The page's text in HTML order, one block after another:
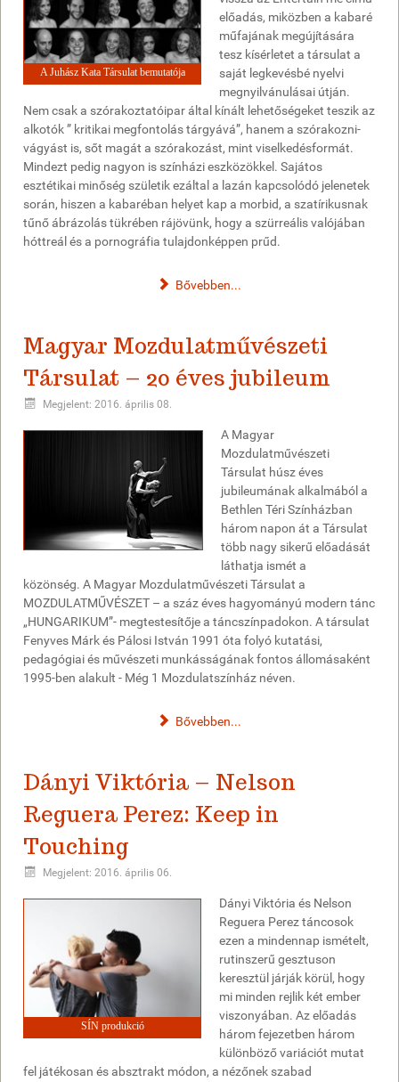
A Juhász Kata Társulat bemutatója
előadás, miközben a kabaré
műfajának megújítására
tesz kísérletet a társulat a
saját legkevésbé nyelvi
megnyilvánulásai útján.
Nem csak a szórakoztatóipar által kínált lehetőségeket teszik az
alkotók ” kritikai megfontolás tárgyává”, hanem a szórakozni-
vágyást is, sőt magát a szórakozást, mint viselkedésformát.
Mindezt pedig nagyon is színházi eszközökkel. Sajátos
esztétikai minőség születik ezáltal a lazán kapcsolódó jelenetek
során, hiszen a kabaréban helyet kap a morbid, a szatírikusnak
tűnő ábrázolás tükrében rájövünk, hogy a szürreális valójában
hóttreál és a pornográfia tulajdonképpen prűd.
Bővebben...
Magyar Mozdulatművészeti
Társulat – 20 éves jubileum
Megjelent: 2016. április 08.
A Magyar
Mozdulatművészeti
Társulat húsz éves
jubileumának alkalmából a
Bethlen Téri Színházban
három napon át a Társulat
több nagy sikerű előadását
láthatja ismét a
közönség. A Magyar Mozdulatművészeti Társulat a
MOZDULATMŰVÉSZET – a száz éves hagyományú modern tánc
„HUNGARIKUM”- megtestesítője a táncszínpadokon. A társulat
Fenyves Márk és Pálosi István 1991 óta folyó kutatási,
pedagógiai és művészeti munkásságának fontos állomásaként
1995-ben alakult - Még 1 Mozdulatszínház néven.
Bővebben...
Dányi Viktória – Nelson
Reguera Perez: Keep in
Touching
Megjelent: 2016. április 06.
SÍN produkció
Dányi Viktória és Nelson
Reguera Perez táncosok
ezen a mindennap ismételt,
rutinszerű gesztuson
keresztül járják körül, hogy
mi minden rejlik két ember
viszonyában. Az előadás
három fejezetben három
különböző variációt mutat
fel játékosan és absztrakt módon, a nézőnek szabad